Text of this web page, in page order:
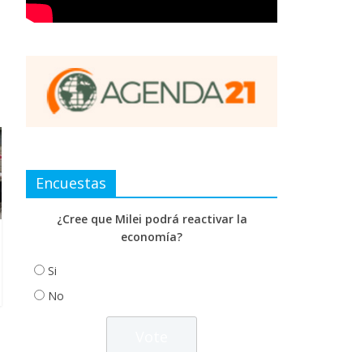
Encuestas
¿Cree que Milei podrá reactivar la
economía?
Si
No